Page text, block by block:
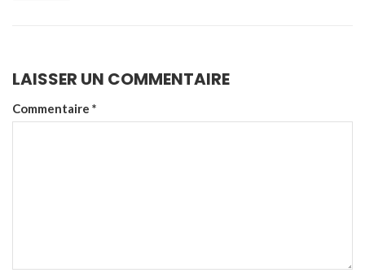
LAISSER UN COMMENTAIRE
Commentaire *